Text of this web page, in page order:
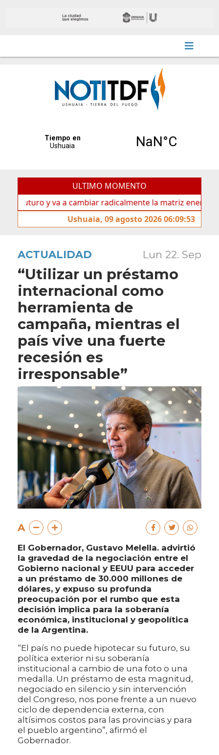
ULTIMO MOMENTO
y va a cambiar radicalmente la matriz energética de
Ushuaia, 09 agosto 2026 06:09:53
ACTUALIDAD Lun 22. Sep
“Utilizar un préstamo
internacional como
herramienta de
campaña, mientras el
país vive una fuerte
recesión es
irresponsable”
A
El Gobernador, Gustavo Melella. advirtió
la gravedad de la negociación entre el
Gobierno nacional y EEUU para acceder
a un préstamo de 30.000 millones de
dólares, y expuso su profunda
preocupación por el rumbo que esta
decisión implica para la soberanía
económica, institucional y geopolítica
de la Argentina.
“El país no puede hipotecar su futuro, su
política exterior ni su soberanía
institucional a cambio de una foto o una
medalla. Un préstamo de esta magnitud,
negociado en silencio y sin intervención
del Congreso, nos pone frente a un nuevo
ciclo de dependencia externa, con
altísimos costos para las provincias y para
el pueblo argentino”, afirmó el
Gobernador.